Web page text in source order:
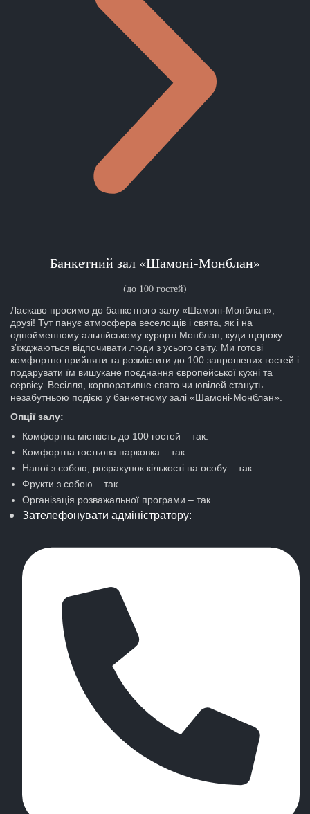
Банкетний зал «Шамоні-Монблан»
(до 100 гостей)
Ласкаво просимо до банкетного залу «Шамоні-Монблан»,
друзі! Тут панує атмосфера веселощів і свята, як і на
однойменному альпійському курорті Монблан, куди щороку
з’їжджаються відпочивати люди з усього світу. Ми готові
комфортно прийняти та розмістити до 100 запрошених гостей і
подарувати їм вишукане поєднання європейської кухні та
сервісу. Весілля, корпоративне свято чи ювілей стануть
незабутньою подією у банкетному залі «Шамоні-Монблан».
Опції залу:
Комфортна місткість до 100 гостей – так.
Комфортна гостьова парковка – так.
Напої з собою, розрахунок кількості на особу – так.
Фрукти з собою – так.
Організація розважальної програми – так.
Зателефонувати адміністратору: